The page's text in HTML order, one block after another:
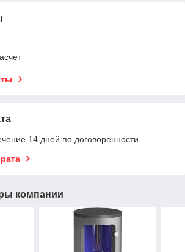
14 дней по договоренности
компании